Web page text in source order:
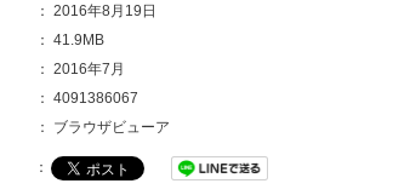
： 2016年8月19日
： 41.9MB
： 2016年7月
： 4091386067
： ブラウザビューア
：